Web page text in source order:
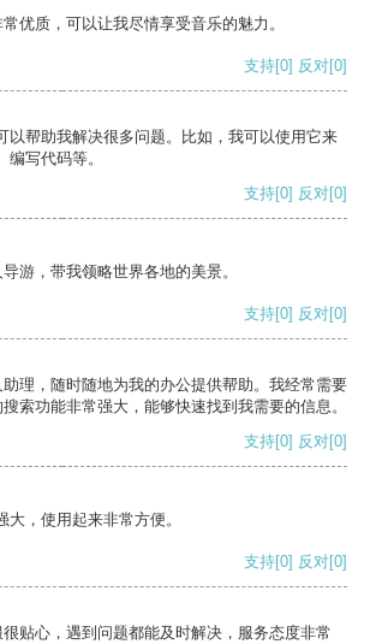
优质，可以让我尽情享受音乐的魅力。
支持[0] 反对[0]
以帮助我解决很多问题。比如，我可以使用它来
写代码等。
支持[0] 反对[0]
游，带我领略世界各地的美景。
支持[0] 反对[0]
理，随时随地为我的办公提供帮助。我经常需要
索功能非常强大，能够快速找到我需要的信息。
支持[0] 反对[0]
，使用起来非常方便。
支持[0] 反对[0]
贴心，遇到问题都能及时解决，服务态度非常